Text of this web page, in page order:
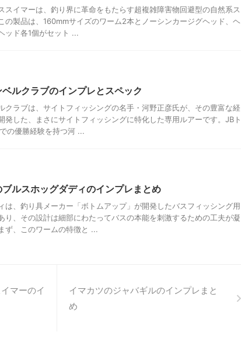
スイマーは、釣り界に革命をもたらす超複雑障害物回避型の自然系ス
の製品は、160mmサイズのワーム2本とノーシンカージグヘッド、ヘ
ッド各1個がセット ...
ルクラブのインプレとスペック
クラブは、サイトフィッシングの名手・河野正彦氏が、その豊富な経
発した、まさにサイトフィッシングに特化した専用ルアーです。JBト
の優勝経験を持つ河 ...
ルスホッグダディのインプレまとめ
は、釣り具メーカー「ボトムアップ」が開発したバスフィッシング用
り、その設計は細部にわたってバスの本能を刺激するための工夫が凝
ず、このワームの特徴と ...
マーのイ
イマカツのジャバギルのインプレまと
め